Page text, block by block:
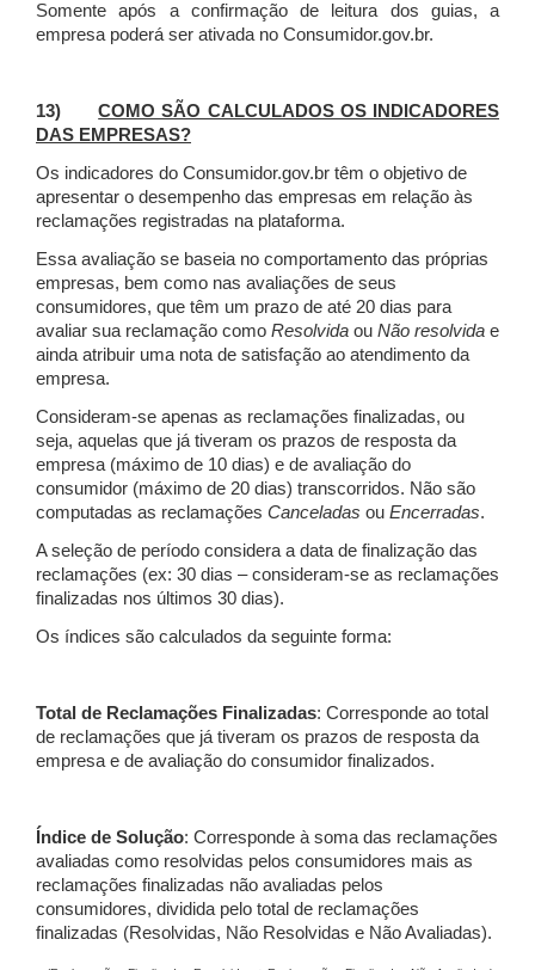
Somente após a confirmação de leitura dos guias, a
empresa poderá ser ativada no Consumidor.gov.br.
13)COMO SÃO CALCULADOS OS INDICADORES
DAS EMPRESAS?
Os indicadores do Consumidor.gov.br têm o objetivo de
apresentar o desempenho das empresas em relação às
reclamações registradas na plataforma.
Essa avaliação se baseia no comportamento das próprias
empresas, bem como nas avaliações de seus
consumidores, que têm um prazo de até 20 dias para
avaliar sua reclamação como Resolvida ou Não resolvida e
ainda atribuir uma nota de satisfação ao atendimento da
empresa.
Consideram-se apenas as reclamações finalizadas, ou
seja, aquelas que já tiveram os prazos de resposta da
empresa (máximo de 10 dias) e de avaliação do
consumidor (máximo de 20 dias) transcorridos. Não são
computadas as reclamações Canceladas ou Encerradas.
A seleção de período considera a data de finalização das
reclamações (ex: 30 dias – consideram-se as reclamações
finalizadas nos últimos 30 dias).
Os índices são calculados da seguinte forma:
Total de Reclamações Finalizadas: Corresponde ao total
de reclamações que já tiveram os prazos de resposta da
empresa e de avaliação do consumidor finalizados.
Índice de Solução: Corresponde à soma das reclamações
avaliadas como resolvidas pelos consumidores mais as
reclamações finalizadas não avaliadas pelos
consumidores, dividida pelo total de reclamações
finalizadas (Resolvidas, Não Resolvidas e Não Avaliadas).